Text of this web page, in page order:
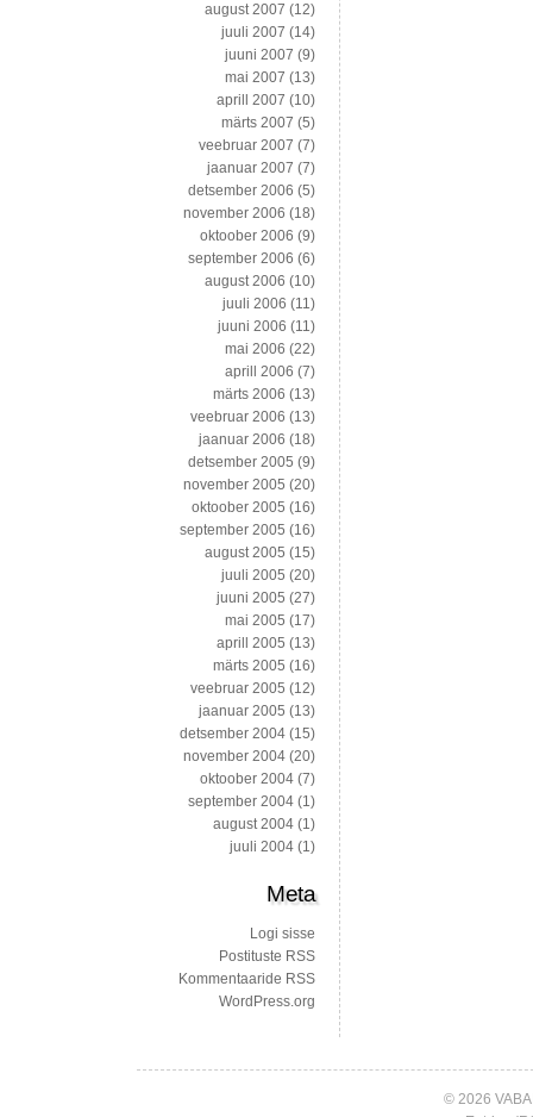
august 2007 (12)
juuli 2007 (14)
juuni 2007 (9)
mai 2007 (13)
aprill 2007 (10)
märts 2007 (5)
veebruar 2007 (7)
jaanuar 2007 (7)
detsember 2006 (5)
november 2006 (18)
oktoober 2006 (9)
september 2006 (6)
august 2006 (10)
juuli 2006 (11)
juuni 2006 (11)
mai 2006 (22)
aprill 2006 (7)
märts 2006 (13)
veebruar 2006 (13)
jaanuar 2006 (18)
detsember 2005 (9)
november 2005 (20)
oktoober 2005 (16)
september 2005 (16)
august 2005 (15)
juuli 2005 (20)
juuni 2005 (27)
mai 2005 (17)
aprill 2005 (13)
märts 2005 (16)
veebruar 2005 (12)
jaanuar 2005 (13)
detsember 2004 (15)
november 2004 (20)
oktoober 2004 (7)
september 2004 (1)
august 2004 (1)
juuli 2004 (1)
Meta
Logi sisse
Postituste RSS
Kommentaaride RSS
WordPress.org
© 2026